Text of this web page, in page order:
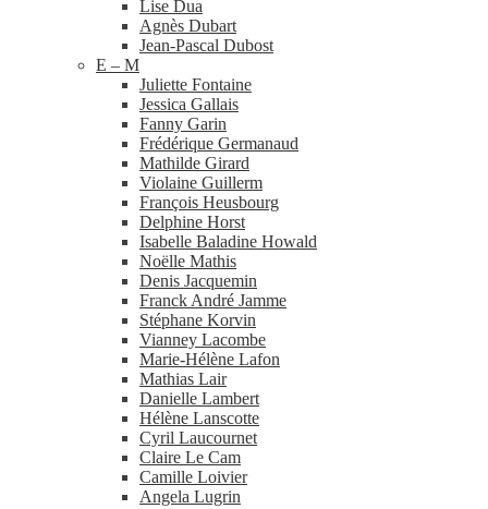
Lise Dua
Agnès Dubart
Jean-​Pascal Dubost
E – M
Juliette Fontaine
Jessica Gallais
Fanny Garin
Frédérique Germanaud
Mathilde Girard
Violaine Guillerm
François Heusbourg
Delphine Horst
Isabelle Baladine Howald
Noëlle Mathis
Denis Jacquemin
Franck André Jamme
Stéphane Korvin
Vianney Lacombe
Marie-​Hélène Lafon
Mathias Lair
Danielle Lambert
Hélène Lanscotte
Cyril Laucournet
Claire Le Cam
Camille Loivier
Angela Lugrin